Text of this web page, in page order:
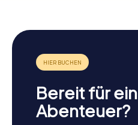
Bereit für ein
Abenteuer?